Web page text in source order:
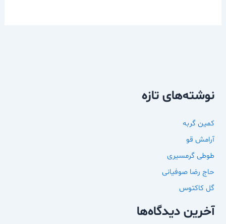
نوشته‌های تازه
کمین گربه
آرامش قو
طوطی گرمسیری
حاج رضا صوفیانی
گل کاکتوس
آخرین دیدگاه‌ها